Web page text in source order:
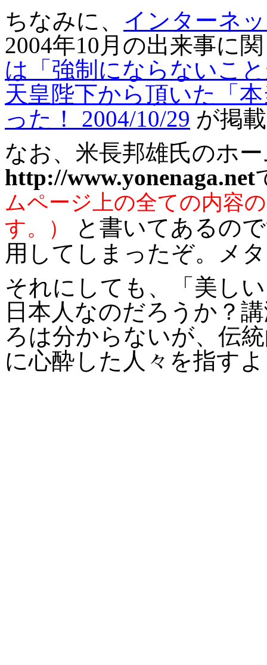
ちなみに、 インターネ
2004年10 月の出来事に
は「強制にならないこ
天皇陛下から頂いた「
った！
2004/10/29 が掲
なお、米長邦雄氏のホ
http://www.yonenaga.net
ムページ上の全ての内容
す。）
と書いてあるの
用してしまったぞ。メ
それにしても、「美し
日本人なのだろうか？
ろは分からないが、伝
に心酔した人々を指す